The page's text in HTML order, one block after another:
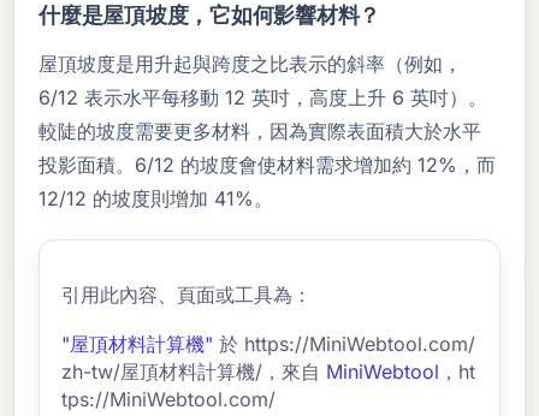
什麼是屋頂坡度，它如何影響材料？
屋頂坡度是用升起與跨度之比表示的斜率（例如，
6/12 表示水平每移動 12 英吋，高度上升 6 英吋）。
較陡的坡度需要更多材料，因為實際表面積大於水平
投影面積。6/12 的坡度會使材料需求增加約 12%，而
12/12 的坡度則增加 41%。
引用此內容、頁面或工具為：
"屋頂材料計算機" 於 https://MiniWebtool.com/
zh-tw/屋頂材料計算機/，來自 MiniWebtool ，ht
tps://MiniWebtool.com/